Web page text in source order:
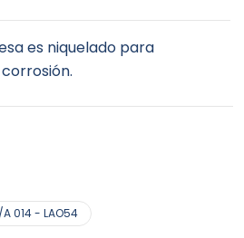
es niquelado para
014 - LAO54